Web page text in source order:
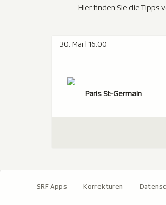
Hier finden Sie die Tipps
30. Mai | 16:00
Paris St-Germain
SRF Apps Korrekturen